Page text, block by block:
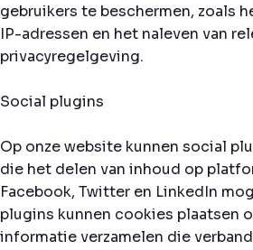
gebruikers te beschermen, zoals
IP-adressen en het naleven van
privacyregelgeving.
Social plugins
Op onze website kunnen social
die het delen van inhoud op
Facebook, Twitter en LinkedIn
plugins kunnen cookies plaatsen
informatie verzamelen die